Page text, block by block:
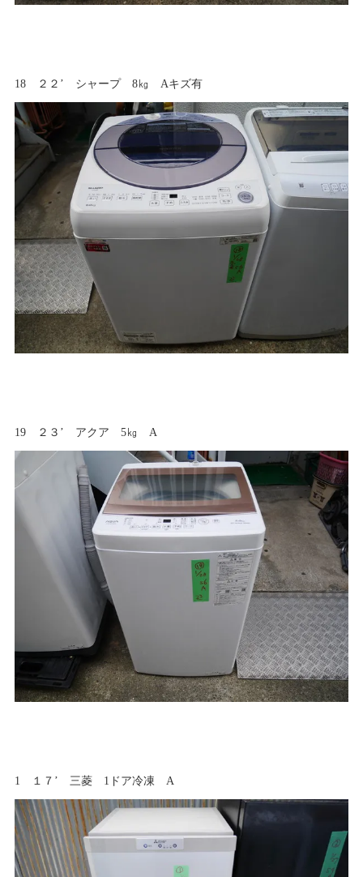
18 ２２’ シャープ 8㎏ Aキズ有
19 ２３’ アクア 5㎏ A
1 １７’ 三菱 1ドア冷凍 A